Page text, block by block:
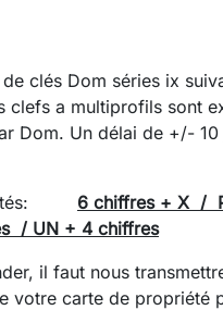
clés Dom séries ix
clefs a multiprofils sont
Dom. Un délai de +/-
6 chiffres + X /
/ UN + 4 chiffres
il faut nous
votre carte de propriété